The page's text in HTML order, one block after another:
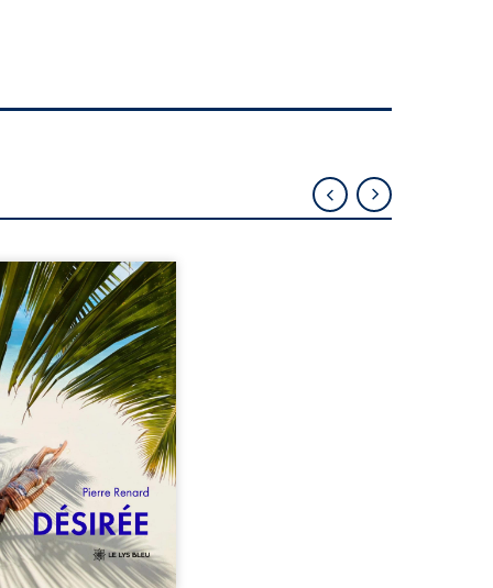
Pierre, jeune retraité,
qu’il est devenu une
femme métissée de
ans. À peine a-t-il
à apprivoiser ce
corps qu’Ange surgit
sa vie et fait vaciller
ses certitudes. Entre
est immédiate,
jusqu’à ce qu’un
familial fasse planer
: et s’ils étaient
demi-frère et ...